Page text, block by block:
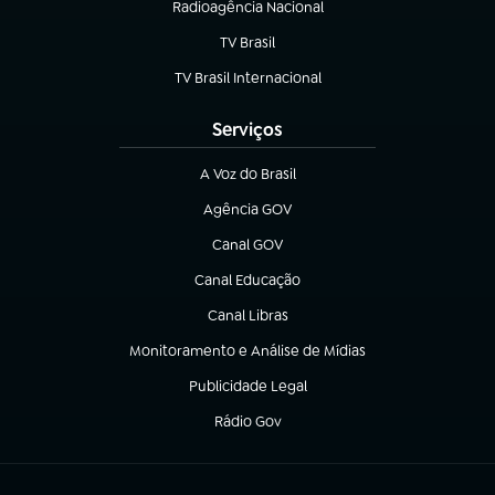
Radioagência Nacional
(abre em nova aba)
TV Brasil
(abre em nova aba)
TV Brasil Internacional
(abre em nova aba)
Serviços
A Voz do Brasil
(abre em nova aba)
Agência GOV
(abre em nova aba)
Canal GOV
(abre em nova aba)
Canal Educação
(abre em nova aba)
Canal Libras
(abre em nova aba)
Monitoramento e Análise de Mídias
(abre em nova aba)
Publicidade Legal
(abre em nova aba)
Rádio Gov
(abre em nova aba)